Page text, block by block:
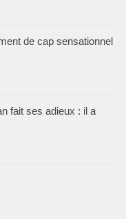
de cap sensationnel
fait ses adieux : il a